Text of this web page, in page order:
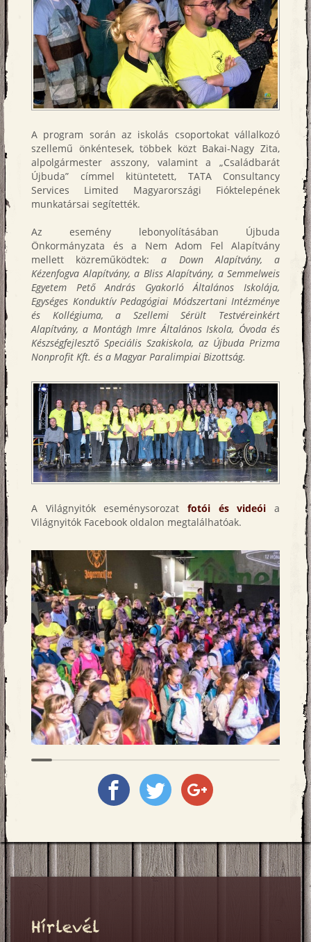
A program során az iskolás csoportokat vállalkozó
szellemű önkéntesek, többek közt Bakai-Nagy Zita,
alpolgármester asszony, valamint a „Családbarát
Újbuda” címmel kitüntetett, TATA Consultancy
Services Limited Magyarországi Fióktelepének
munkatársai segítették.
Az esemény lebonyolításában Újbuda
Önkormányzata és a Nem Adom Fel Alapítvány
mellett közreműködtek:a Down Alapítvány, a
Kézenfogva Alapítvány, a Bliss Alapítvány, a Semmelweis
Egyetem Pető András Gyakorló Általános Iskolája,
Egységes Konduktív Pedagógiai Módszertani Intézménye
és Kollégiuma, a Szellemi Sérült Testvéreinkért
Alapítvány, a Montágh Imre Általános Iskola, Óvoda és
Készségfejlesztő Speciális Szakiskola, az Újbuda Prizma
Nonprofit Kft. és a Magyar Paralimpiai Bizottság.
A Világnyitók eseménysorozat fotói és videói
a
Világnyitók Facebook oldalon megtalálhatóak.
a
Facebookon
a
Twitter-
a
Google+
Hírlevél